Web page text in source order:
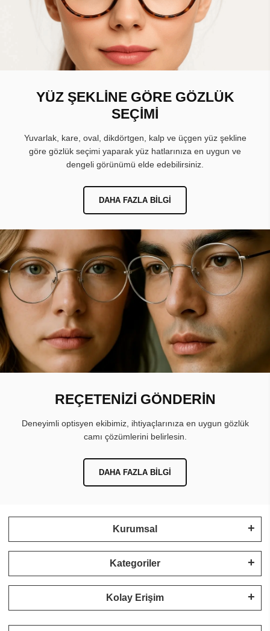
YÜZ ŞEKLİNE GÖRE GÖZLÜK
SEÇİMİ
Yuvarlak, kare, oval, dikdörtgen, kalp ve üçgen yüz şekline
göre gözlük seçimi yaparak yüz hatlarınıza en uygun ve
dengeli görünümü elde edebilirsiniz.
DAHA FAZLA BILGI
REÇETENİZİ GÖNDERİN
Deneyimli optisyen ekibimiz, ihtiyaçlarınıza en uygun gözlük
camı çözümlerini belirlesin.
DAHA FAZLA BILGI
Kurumsal
Kategoriler
Kolay Erişim